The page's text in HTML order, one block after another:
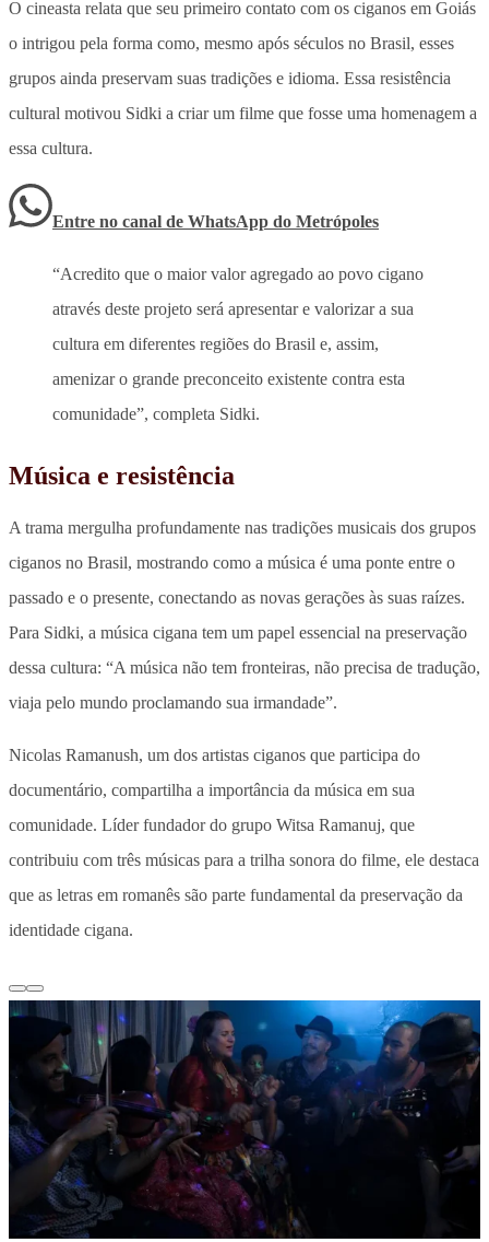
O cineasta relata que seu primeiro contato com os ciganos em Goiás
o intrigou pela forma como, mesmo após séculos no Brasil, esses
grupos ainda preservam suas tradições e idioma. Essa resistência
cultural motivou Sidki a criar um filme que fosse uma homenagem a
essa cultura.
Entre no canal de WhatsApp do Metrópoles
“Acredito que o maior valor agregado ao povo cigano
através deste projeto será apresentar e valorizar a sua
cultura em diferentes regiões do Brasil e, assim,
amenizar o grande preconceito existente contra esta
comunidade”, completa Sidki.
Música e resistência
A trama mergulha profundamente nas tradições musicais dos grupos
ciganos no Brasil, mostrando como a música é uma ponte entre o
passado e o presente, conectando as novas gerações às suas raízes.
Para Sidki, a música cigana tem um papel essencial na preservação
dessa cultura: “A música não tem fronteiras, não precisa de tradução,
viaja pelo mundo proclamando sua irmandade”.
Nicolas Ramanush, um dos artistas ciganos que participa do
documentário, compartilha a importância da música em sua
comunidade. Líder fundador do grupo Witsa Ramanuj, que
contribuiu com três músicas para a trilha sonora do filme, ele destaca
que as letras em romanês são parte fundamental da preservação da
identidade cigana.